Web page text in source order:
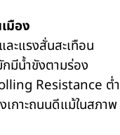
มือง
ะแรงสั่นสะเทือน
กมีน้ำขังตามร่อง
Resistance ต่ำ
เกาะถนนดีแม้ในสภาพ